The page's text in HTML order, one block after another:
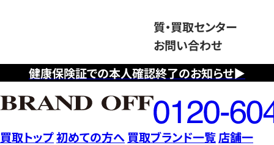
健康保険証での本人確認終了のお知らせ▶
質・買取センター
お問い合わせ
フ
リ
ー
ダ
買取トップ初めての方へ 買取ブランド一覧店舗一